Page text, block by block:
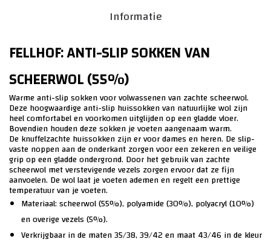
Informatie
FELLHOF: ANTI-SLIP SOKKEN VAN
SCHEERWOL (55%)
Warme anti-slip sokken voor volwassenen van zachte scheerwol.
Deze hoogwaardige anti-slip huissokken van natuurlijke wol zijn
heel comfortabel en voorkomen uitglijden op een gladde vloer.
Bovendien houden deze sokken je voeten aangenaam warm.
De knuffelzachte huissokken zijn er voor dames en heren. De slip-
vaste noppen aan de onderkant zorgen voor een zekeren en veilige
grip op een gladde ondergrond. Door het gebruik van zachte
scheerwol met verstevigende vezels zorgen ervoor dat ze fijn
aanvoelen. De wol laat je voeten ademen en regelt een prettige
temperatuur van je voeten.
Materiaal: scheerwol (55%), polyamide (30%), polyacryl (10%)
en overige vezels (5%).
Verkrijgbaar in de maten 35/38, 39/42 en maat 43/46 in de kleur